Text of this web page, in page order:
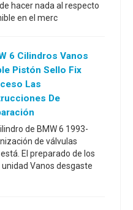
hacer nada al respecto
en el merc
6 Cilindros Vanos
Pistón Sello Fix
Las
De
de BMW 6 1993-
de válvulas
El preparado de los
Vanos desgaste